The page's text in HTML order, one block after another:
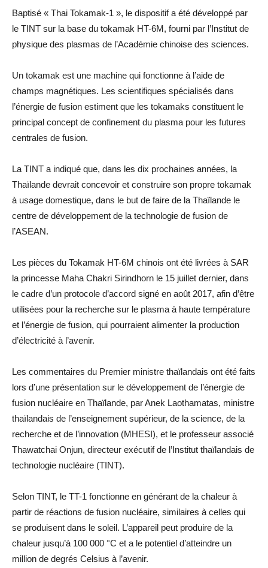
Baptisé « Thai Tokamak-1 », le dispositif a été développé par
le TINT sur la base du tokamak HT-6M, fourni par l’Institut de
physique des plasmas de l’Académie chinoise des sciences.
Un tokamak est une machine qui fonctionne à l’aide de
champs magnétiques. Les scientifiques spécialisés dans
l’énergie de fusion estiment que les tokamaks constituent le
principal concept de confinement du plasma pour les futures
centrales de fusion.
La TINT a indiqué que, dans les dix prochaines années, la
Thaïlande devrait concevoir et construire son propre tokamak
à usage domestique, dans le but de faire de la Thaïlande le
centre de développement de la technologie de fusion de
l’ASEAN.
Les pièces du Tokamak HT-6M chinois ont été livrées à SAR
la princesse Maha Chakri Sirindhorn le 15 juillet dernier, dans
le cadre d’un protocole d’accord signé en août 2017, afin d’être
utilisées pour la recherche sur le plasma à haute température
et l’énergie de fusion, qui pourraient alimenter la production
d’électricité à l’avenir.
Les commentaires du Premier ministre thaïlandais ont été faits
lors d’une présentation sur le développement de l’énergie de
fusion nucléaire en Thaïlande, par Anek Laothamatas, ministre
thaïlandais de l’enseignement supérieur, de la science, de la
recherche et de l’innovation (MHESI), et le professeur associé
Thawatchai Onjun, directeur exécutif de l’Institut thaïlandais de
technologie nucléaire (TINT).
Selon TINT, le TT-1 fonctionne en générant de la chaleur à
partir de réactions de fusion nucléaire, similaires à celles qui
se produisent dans le soleil. L’appareil peut produire de la
chaleur jusqu’à 100 000 °C et a le potentiel d’atteindre un
million de degrés Celsius à l’avenir.